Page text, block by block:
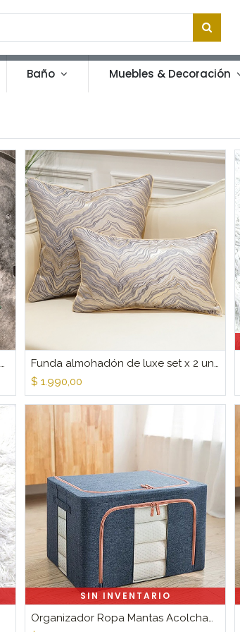
Baño Muebles & Decoración
Funda almohadón de luxe linea verde
Funda almohadón de luxe set x 2 unidades Natural
$1.990,00
SIN INVENTARIO
Organizador Ropa Mantas Acolchados Armazón De Metal Azul